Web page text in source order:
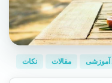
آموزشی مقالات
نکات